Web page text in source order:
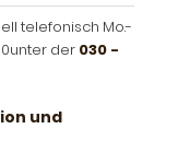
telefonisch Mo.-
der 030 -
und